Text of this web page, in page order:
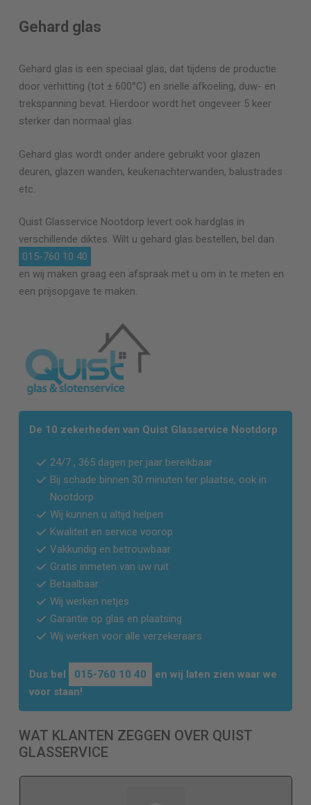
Gehard glas
Gehard glas is een speciaal glas, dat tijdens de productie
door verhitting (tot ± 600°C) en snelle afkoeling, duw- en
trekspanning bevat. Hierdoor wordt het ongeveer 5 keer
sterker dan normaal glas.
Gehard glas wordt onder andere gebruikt voor glazen
deuren, glazen wanden, keukenachterwanden, balustrades
etc.
Quist Glasservice Nootdorp levert ook hardglas in
verschillende diktes. Wilt u gehard glas bestellen, bel dan
015-760 10 40
en wij maken graag een afspraak met u om in te meten en
een prijsopgave te maken.
De 10 zekerheden van Quist Glasservice Nootdorp
24/7 , 365 dagen per jaar bereikbaar
Bij schade binnen 30 minuten ter plaatse, ook in
Nootdorp
Wij kunnen u altijd helpen
Kwaliteit en service voorop
Vakkundig en betrouwbaar
Gratis inmeten van uw ruit
Betaalbaar
Wij werken netjes
Garantie op glas en plaatsing
Wij werken voor alle verzekeraars
Dus bel 015-760 10 40
en wij laten zien waar we
voor staan!
WAT KLANTEN ZEGGEN OVER QUIST
GLASSERVICE